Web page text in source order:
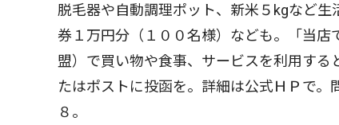
脱毛器や自動調理ポット、新米５kgなど
券１万円分（１００名様）なども。「当
盟）で買い物や食事、サービスを利用す
たはポストに投函を。詳細は公式ＨＰで
８。